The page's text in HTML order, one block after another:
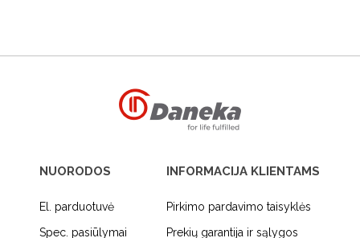
NUORODOS
El. parduotuvė
Spec. pasiūlymai
INFORMACIJA KLIENTAMS
Pirkimo pardavimo taisyklės
Prekių garantija ir sąlygos